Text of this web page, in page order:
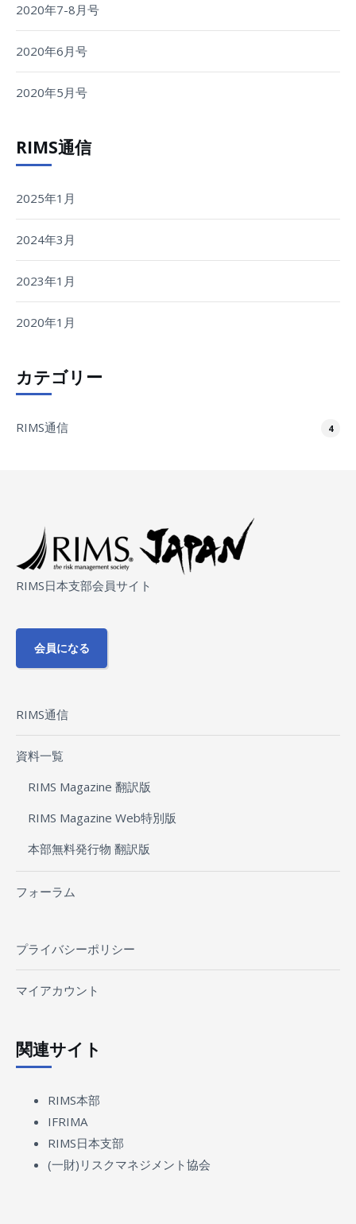
2020年7-8月号
2020年6月号
2020年5月号
RIMS通信
2025年1月
2024年3月
2023年1月
2020年1月
カテゴリー
RIMS通信 4
RIMS日本支部会員サイト
会員になる
RIMS通信
資料一覧
RIMS Magazine 翻訳版
RIMS Magazine Web特別版
本部無料発行物 翻訳版
フォーラム
プライバシーポリシー
マイアカウント
関連サイト
RIMS本部
IFRIMA
RIMS日本支部
(一財)リスクマネジメント協会